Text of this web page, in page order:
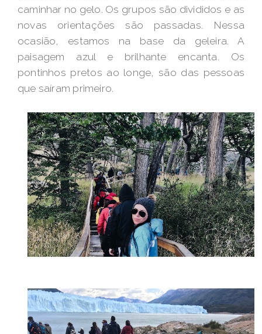
caminhar no gelo. Os grupos são divididos e as
novas orientações são passadas. Nessa
ocasião, estamos na base da geleira. A
paisagem azul e brilhante encanta. Os
pontinhos pretos ao longe, são das pessoas
que saíram primeiro.